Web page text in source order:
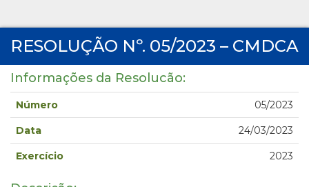
RESOLUÇÃO Nº. 05/2023 – CMDCA
Informações da Resolucão:
Número 05/2023
Data 24/03/2023
Exercício 2023